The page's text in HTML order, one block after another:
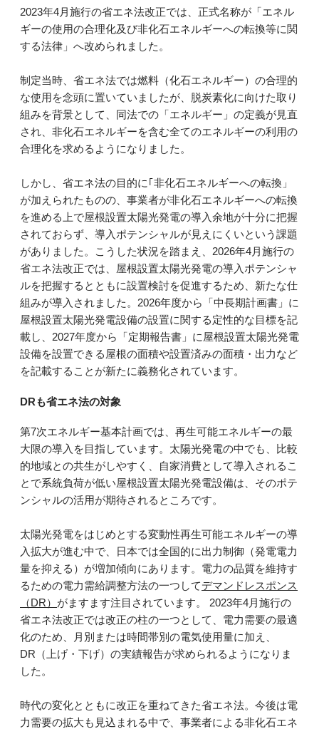
2023年4月施行の省エネ法改正では、正式名称が「エネル
ギーの使用の合理化及び非化石エネルギーへの転換等に関
する法律」へ改められました。
制定当時、省エネ法では燃料（化石エネルギー）の合理的
な使用を念頭に置いていましたが、脱炭素化に向けた取り
組みを背景として、同法での「エネルギー」の定義が見直
され、非化石エネルギーを含む全てのエネルギーの利用の
合理化を求めるようになりました。
しかし、省エネ法の目的に｢非化石エネルギーへの転換」
が加えられたものの、事業者が非化石エネルギーへの転換
を進める上で屋根設置太陽光発電の導入余地が十分に把握
されておらず、導入ポテンシャルが見えにくいという課題
がありました。こうした状況を踏まえ、2026年4月施行の
省エネ法改正では、屋根設置太陽光発電の導入ポテンシャ
ルを把握するとともに設置検討を促進するため、新たな仕
組みが導入されました。2026年度から「中長期計画書」に
屋根設置太陽光発電設備の設置に関する定性的な目標を記
載し、2027年度から「定期報告書」に屋根設置太陽光発電
設備を設置できる屋根の面積や設置済みの面積・出力など
を記載することが新たに義務化されています。
DRも省エネ法の対象
第7次エネルギー基本計画では、再生可能エネルギーの最
大限の導入を目指しています。太陽光発電の中でも、比較
的地域との共生がしやすく、自家消費として導入されるこ
とで系統負荷が低い屋根設置太陽光発電設備は、そのポテ
ンシャルの活用が期待されるところです。
太陽光発電をはじめとする変動性再生可能エネルギーの導
入拡大が進む中で、日本では全国的に出力制御（発電電力
量を抑える）が増加傾向にあります。電力の品質を維持す
るための電力需給調整方法の一つしてデマンドレスポンス
（DR） がますます注目されています。 2023年4月施行の
省エネ法改正では改正の柱の一つとして、電力需要の最適
化のため、月別または時間帯別の電気使用量に加え、
DR（上げ・下げ）の実績報告が求められるようになりま
した。
時代の変化とともに改正を重ねてきた省エネ法。今後は電
力需要の拡大も見込まれる中で、事業者による非化石エネ